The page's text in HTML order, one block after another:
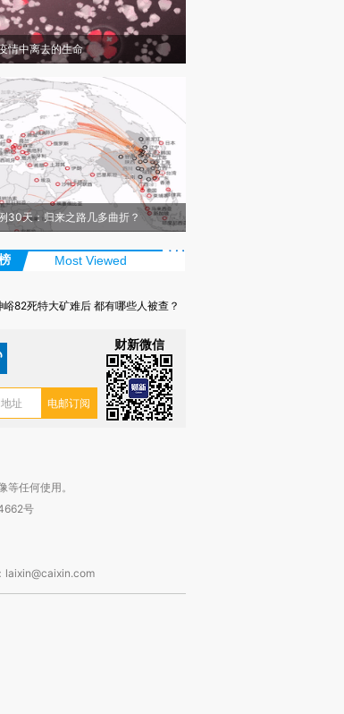
情中离去的生命
30天：归来之路几多曲折？
Most Viewed
82死特大矿难后 都有哪些人被查？
财新微信
任何使用。
号
laixin@caixin.com